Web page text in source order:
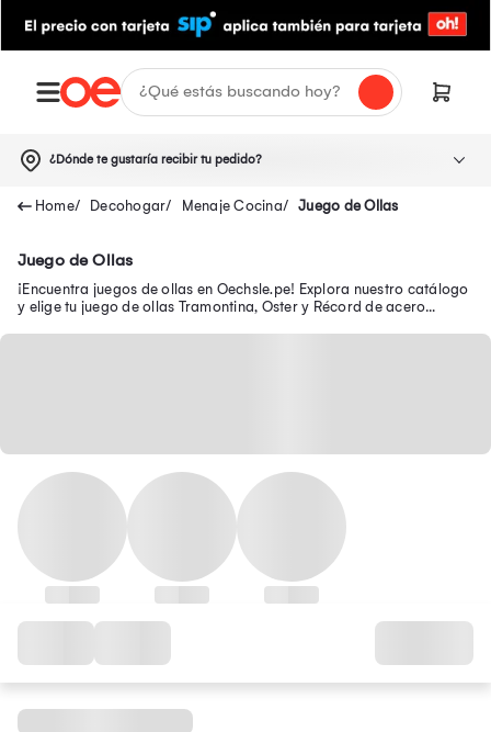
¿Dónde te gustaría recibir tu pedido?
Decohogar Menaje Cocina Juego de Ollas
Juego de Ollas
¡Encuentra juegos de ollas en Oechsle.pe! Explora nuestro catálogo
y elige tu juego de ollas Tramontina, Oster y Récord de acero